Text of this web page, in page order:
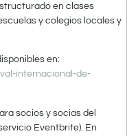
en clases
y colegios locales y
en:
internacional-de-
socios y socias del
Eventbrite). En